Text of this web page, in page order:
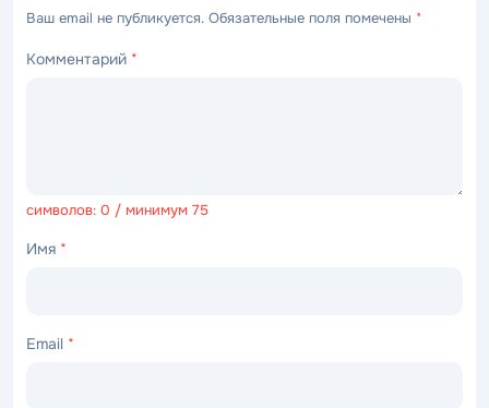
Ваш email не публикуется. Обязательные поля помечены *
Комментарий *
символов: 0 / минимум 75
Имя *
Email *